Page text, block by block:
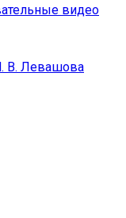
видео
В. Левашова